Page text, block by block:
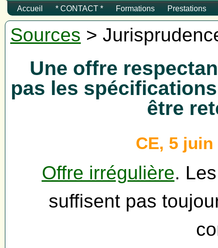
Accueil * CONTACT * Formations Prestations
Sources >
Une offre
pas les
être
CE, 5 juin
Offre irrégulière.
suffisent pas